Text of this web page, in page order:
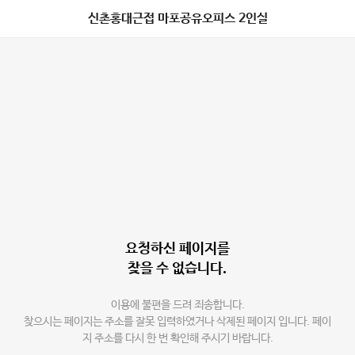
신촌홍대근접 마포공유오피스 2인실
요청하신 페이지를
찾을 수 없습니다.
이용에 불편을 드려 죄송합니다.
찾으시는 페이지는 주소를 잘못 입력하였거나 삭제된 페이지 입니다. 페이
지 주소를 다시 한 번 확인해 주시기 바랍니다.